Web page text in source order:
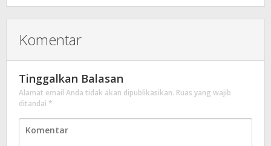
Komentar
Tinggalkan Balasan
Alamat email Anda tidak akan dipublikasikan. Ruas yang wajib
ditandai *